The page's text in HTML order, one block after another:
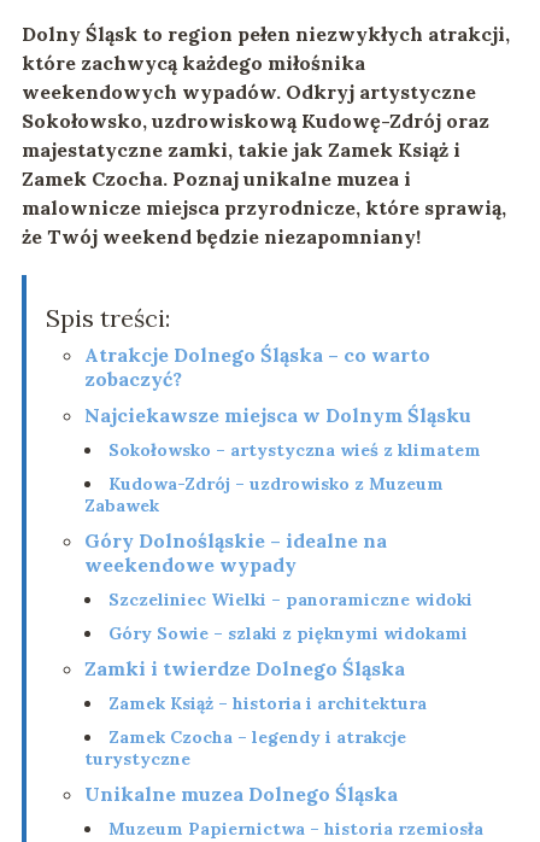
Dolny Śląsk to region pełen niezwykłych atrakcji,
które zachwycą każdego miłośnika
weekendowych wypadów. Odkryj artystyczne
Sokołowsko, uzdrowiskową Kudowę-Zdrój oraz
majestatyczne zamki, takie jak Zamek Książ i
Zamek Czocha. Poznaj unikalne muzea i
malownicze miejsca przyrodnicze, które sprawią,
że Twój weekend będzie niezapomniany!
Spis treści:
Atrakcje Dolnego Śląska – co warto
zobaczyć?
Najciekawsze miejsca w Dolnym Śląsku
Sokołowsko – artystyczna wieś z klimatem
Kudowa-Zdrój – uzdrowisko z Muzeum
Zabawek
Góry Dolnośląskie – idealne na
weekendowe wypady
Szczeliniec Wielki – panoramiczne widoki
Góry Sowie – szlaki z pięknymi widokami
Zamki i twierdze Dolnego Śląska
Zamek Książ – historia i architektura
Zamek Czocha – legendy i atrakcje
turystyczne
Unikalne muzea Dolnego Śląska
Muzeum Papiernictwa – historia rzemiosła